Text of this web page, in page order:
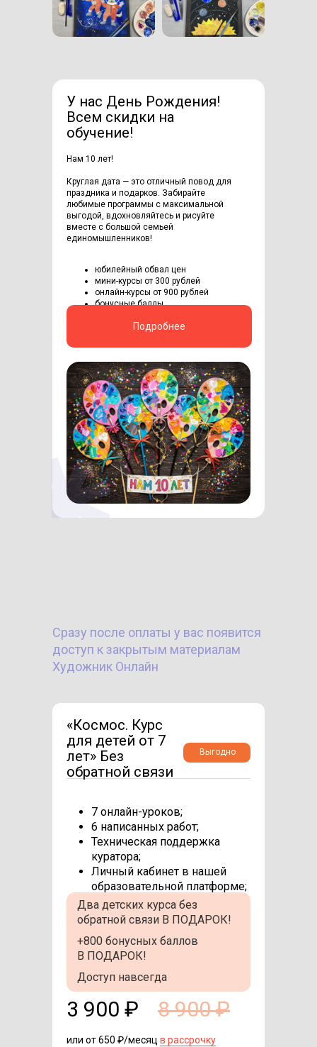
Нам 10 лет!
Круглая дата — это отличный повод для
праздника и подарков. Забирайте
любимые программы с максимальной
выгодой, вдохновляйтесь и рисуйте
вместе с большой семьей
единомышленников!
юбилейный обвал цен
мини-курсы от 300 рублей
онлайн-курсы от 900 рублей
бонусные баллы
Подробнее
У нас День Рождения!
Всем скидки на
обучение!
Сразу после оплаты у вас появится
доступ к закрытым материалам
Художник Онлайн
или от 650 ₽/месяц в рассрочку
7 онлайн-уроков;
6 написанных работ;
Техническая поддержка
куратора;
Личный кабинет в нашей
образовательной платформе;
Выгодно
8 900 ₽
3 900 ₽
«Космос. Курс
для детей от 7
лет» Без
обратной связи
Доступ навсегда
+800 бонусных баллов
В ПОДАРОК!
Два детских курса без
обратной связи В ПОДАРОК!